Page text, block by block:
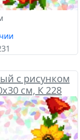
с рисунком
см, К 228